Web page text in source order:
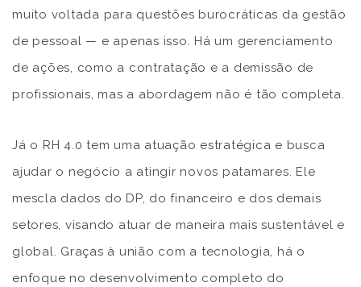
muito voltada para questões burocráticas da gestão
de pessoal — e apenas isso. Há um gerenciamento
de ações, como a contratação e a demissão de
profissionais, mas a abordagem não é tão completa.
Já o RH 4.0 tem uma atuação estratégica e busca
ajudar o negócio a atingir novos patamares. Ele
mescla dados do DP, do financeiro e dos demais
setores, visando atuar de maneira mais sustentável e
global. Graças à união com a tecnologia, há o
enfoque no desenvolvimento completo do